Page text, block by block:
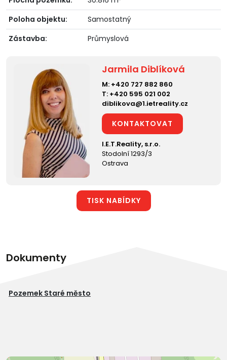
Poloha objektu:
Samostatný
Zástavba:
Průmyslová
Jarmila Diblíková
M: +420 727 882 860
T: +420 595 021 002
diblikova@1.ietreality.cz
KONTAKTOVAT
I.E.T.Reality, s.r.o.
Stodolní 1293/3
Ostrava
TISK NABÍDKY
Dokumenty
Pozemek Staré město